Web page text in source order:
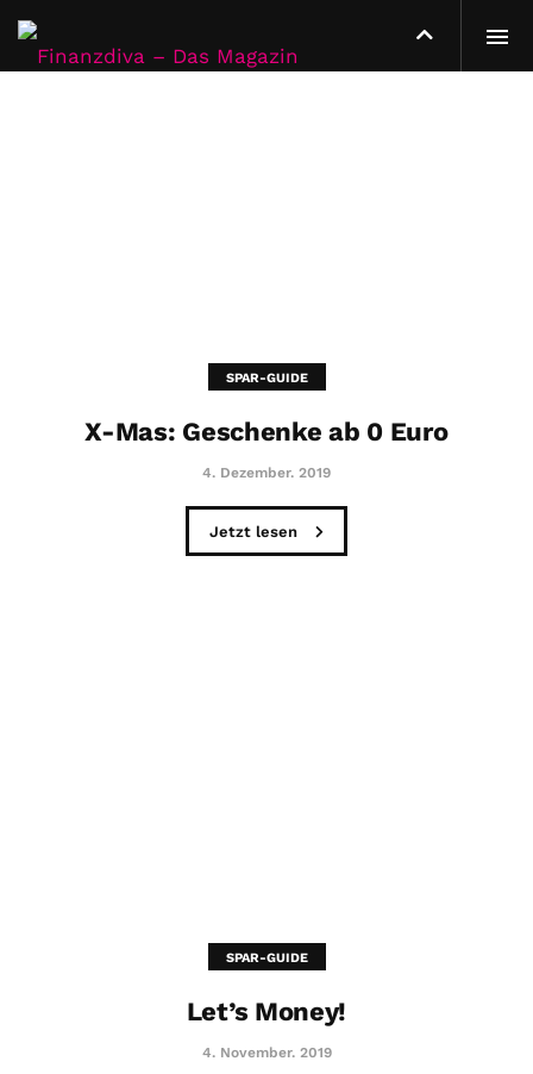
SPAR-GUIDE
X-Mas: Geschenke ab 0 Euro
4. Dezember. 2019
Jetzt lesen
SPAR-GUIDE
Let’s Money!
4. November. 2019